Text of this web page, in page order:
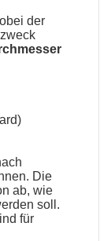
der
Die
ab, wie
soll.
für